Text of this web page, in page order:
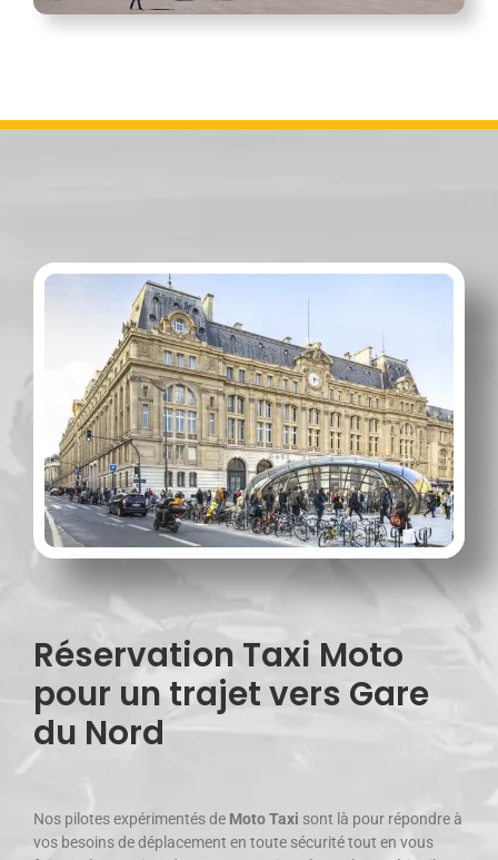
Réservation Taxi Moto
pour un trajet vers Gare
du Nord
Nos pilotes expérimentés de Moto Taxi sont là pour répondre à
vos besoins de déplacement en toute sécurité tout en vous